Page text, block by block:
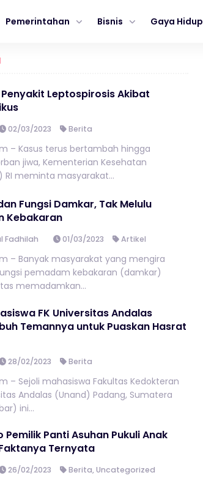
Pemerintahan Bisnis Gaya Hidup
Leptospirosis Akibat
02/03/2023 Berita
– Kasus terus bertambah hingga
jiwa, Kementerian Kesehatan
RI meminta masyarakat...
Fungsi Damkar, Tak Melulu
Kebakaran
Fadhilah 01/03/2023 Artikel
– Banyak masyarakat yang mengira
pemadam kebakaran (damkar)
memadamkan...
FK Universitas Andalas
Temannya untuk Puaskan Hasrat
28/02/2023 Berita
– Sejoli mahasiswa Fakultas Kedokteran
Andalas (Unand) Padang, Sumatera
ini...
Pemilik Panti Asuhan Pukuli Anak
Ternyata
26/02/2023 Berita,Uncategorized